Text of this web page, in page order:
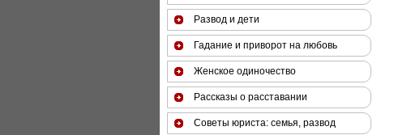
Развод и дети
Гадание и приворот на любовь
Женское одиночество
Рассказы о расставании
Советы юриста: семья, развод